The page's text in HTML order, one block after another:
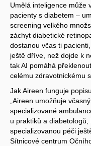
Umělá inteligence může
pacienty s diabetem –
screening velkého
záchyt diabetické
dostanou včas ti
ještě dříve, než dojde k
tak AI pomáhá
celému zdravotnickému
Jak Aireen funguje
„Aireen umožňuje
specializované
u praktiků a
specializovanou péči
Sítnicové centrum